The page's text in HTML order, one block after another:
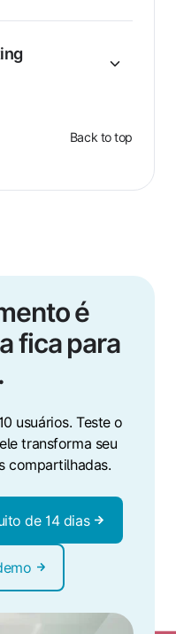
Back to top
é
fica para
usuários. Teste o
transforma seu
compartilhadas.
de 14 dias